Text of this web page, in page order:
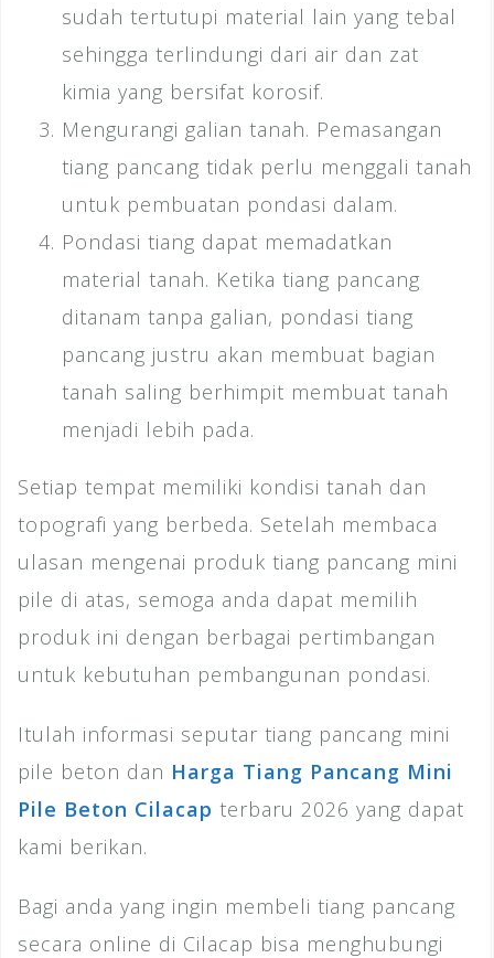
sudah tertutupi material lain yang tebal
sehingga terlindungi dari air dan zat
kimia yang bersifat korosif.
Mengurangi galian tanah. Pemasangan
tiang pancang tidak perlu menggali tanah
untuk pembuatan pondasi dalam.
Pondasi tiang dapat memadatkan
material tanah. Ketika tiang pancang
ditanam tanpa galian, pondasi tiang
pancang justru akan membuat bagian
tanah saling berhimpit membuat tanah
menjadi lebih pada.
Setiap tempat memiliki kondisi tanah dan
topografi yang berbeda. Setelah membaca
ulasan mengenai produk tiang pancang mini
pile di atas, semoga anda dapat memilih
produk ini dengan berbagai pertimbangan
untuk kebutuhan pembangunan pondasi.
Itulah informasi seputar tiang pancang mini
pile beton dan Harga Tiang Pancang Mini
Pile Beton Cilacap terbaru 2026 yang dapat
kami berikan.
Bagi anda yang ingin membeli tiang pancang
secara online di Cilacap bisa menghubungi